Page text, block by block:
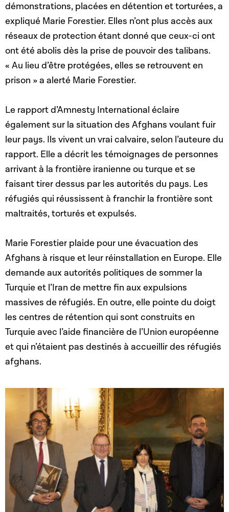
démonstrations, placées en détention et torturées, a
expliqué Marie Forestier. Elles n’ont plus accès aux
réseaux de protection étant donné que ceux-ci ont
ont été abolis dès la prise de pouvoir des talibans.
« Au lieu d’être protégées, elles se retrouvent en
prison » a alerté Marie Forestier.
Le rapport d’Amnesty International éclaire
également sur la situation des Afghans voulant fuir
leur pays. Ils vivent un vrai calvaire, selon l’auteure du
rapport. Elle a décrit les témoignages de personnes
arrivant à la frontière iranienne ou turque et se
faisant tirer dessus par les autorités du pays. Les
réfugiés qui réussissent à franchir la frontière sont
maltraités, torturés et expulsés.
Marie Forestier plaide pour une évacuation des
Afghans à risque et leur réinstallation en Europe. Elle
demande aux autorités politiques de sommer la
Turquie et l’Iran de mettre fin aux expulsions
massives de réfugiés. En outre, elle pointe du doigt
les centres de rétention qui sont construits en
Turquie avec l’aide financière de l’Union européenne
et qui n’étaient pas destinés à accueillir des réfugiés
afghans.